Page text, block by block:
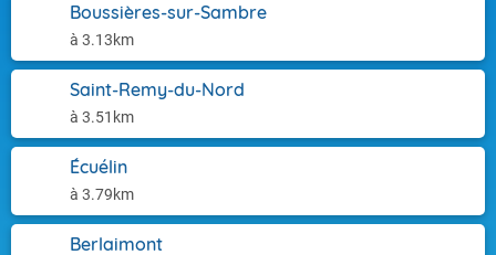
Boussières-sur-Sambre
à 3.13km
Saint-Remy-du-Nord
à 3.51km
Écuélin
à 3.79km
Berlaimont